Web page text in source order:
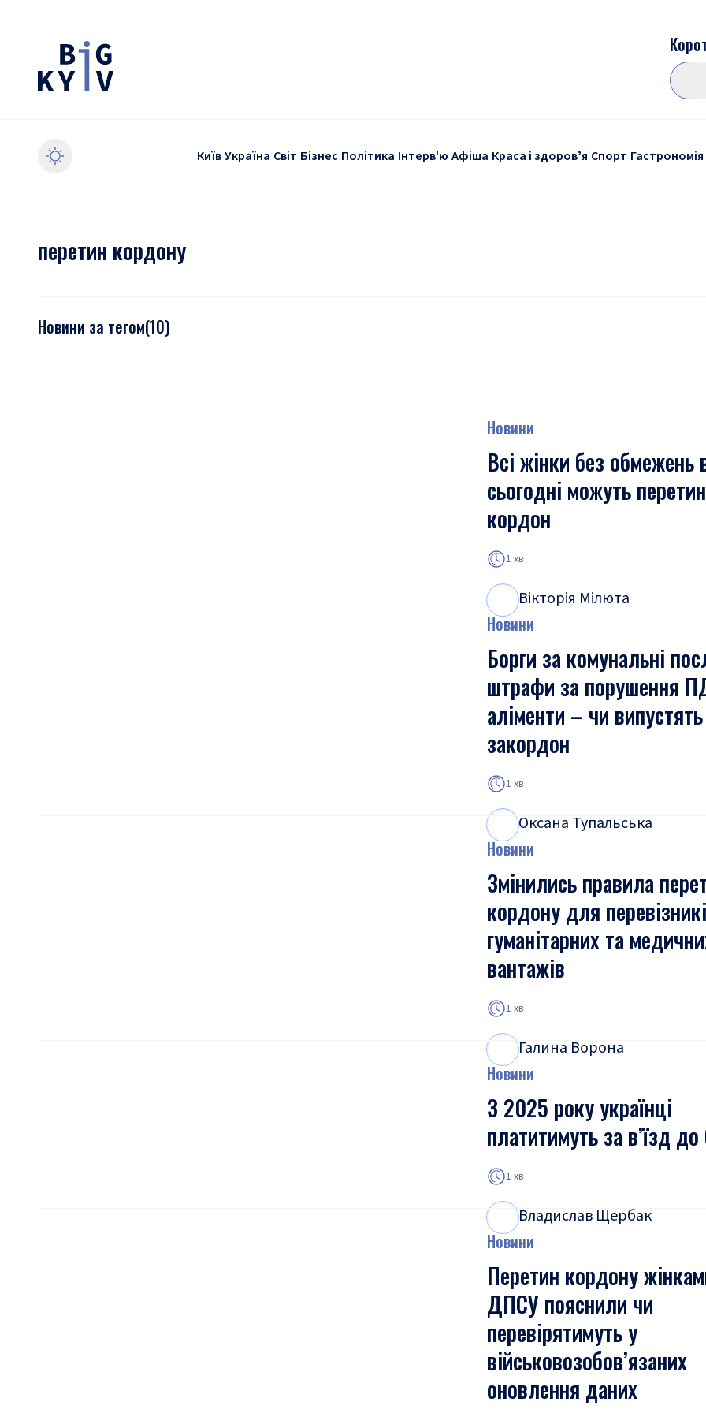
КиївУкраїна Світ Бізнес Політика Інтерв'ю Афіша Краса і здоровʼя Спорт Гастрономія
перетин кордону
Новини за тегом(10)
Новини
Всі жінки без обмежень
сьогодні можуть
кордон
1 хв
Вікторія Мілюта
Новини
Борги за комунальні
штрафи за порушення
аліменти – чи випустять
закордон
1 хв
Оксана Тупальська
Новини
Змінились правила
кордону для
гуманітарних та
вантажів
1 хв
Галина Ворона
Новини
З 2025 року українці
платитимуть за в’їзд
1 хв
Владислав Щербак
Новини
Перетин кордону
ДПСУ пояснили чи
перевірятимуть у
військовозобов’язаних
оновлення даних